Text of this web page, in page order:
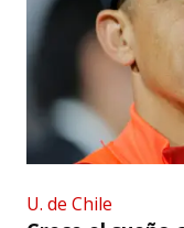
U. de Chile